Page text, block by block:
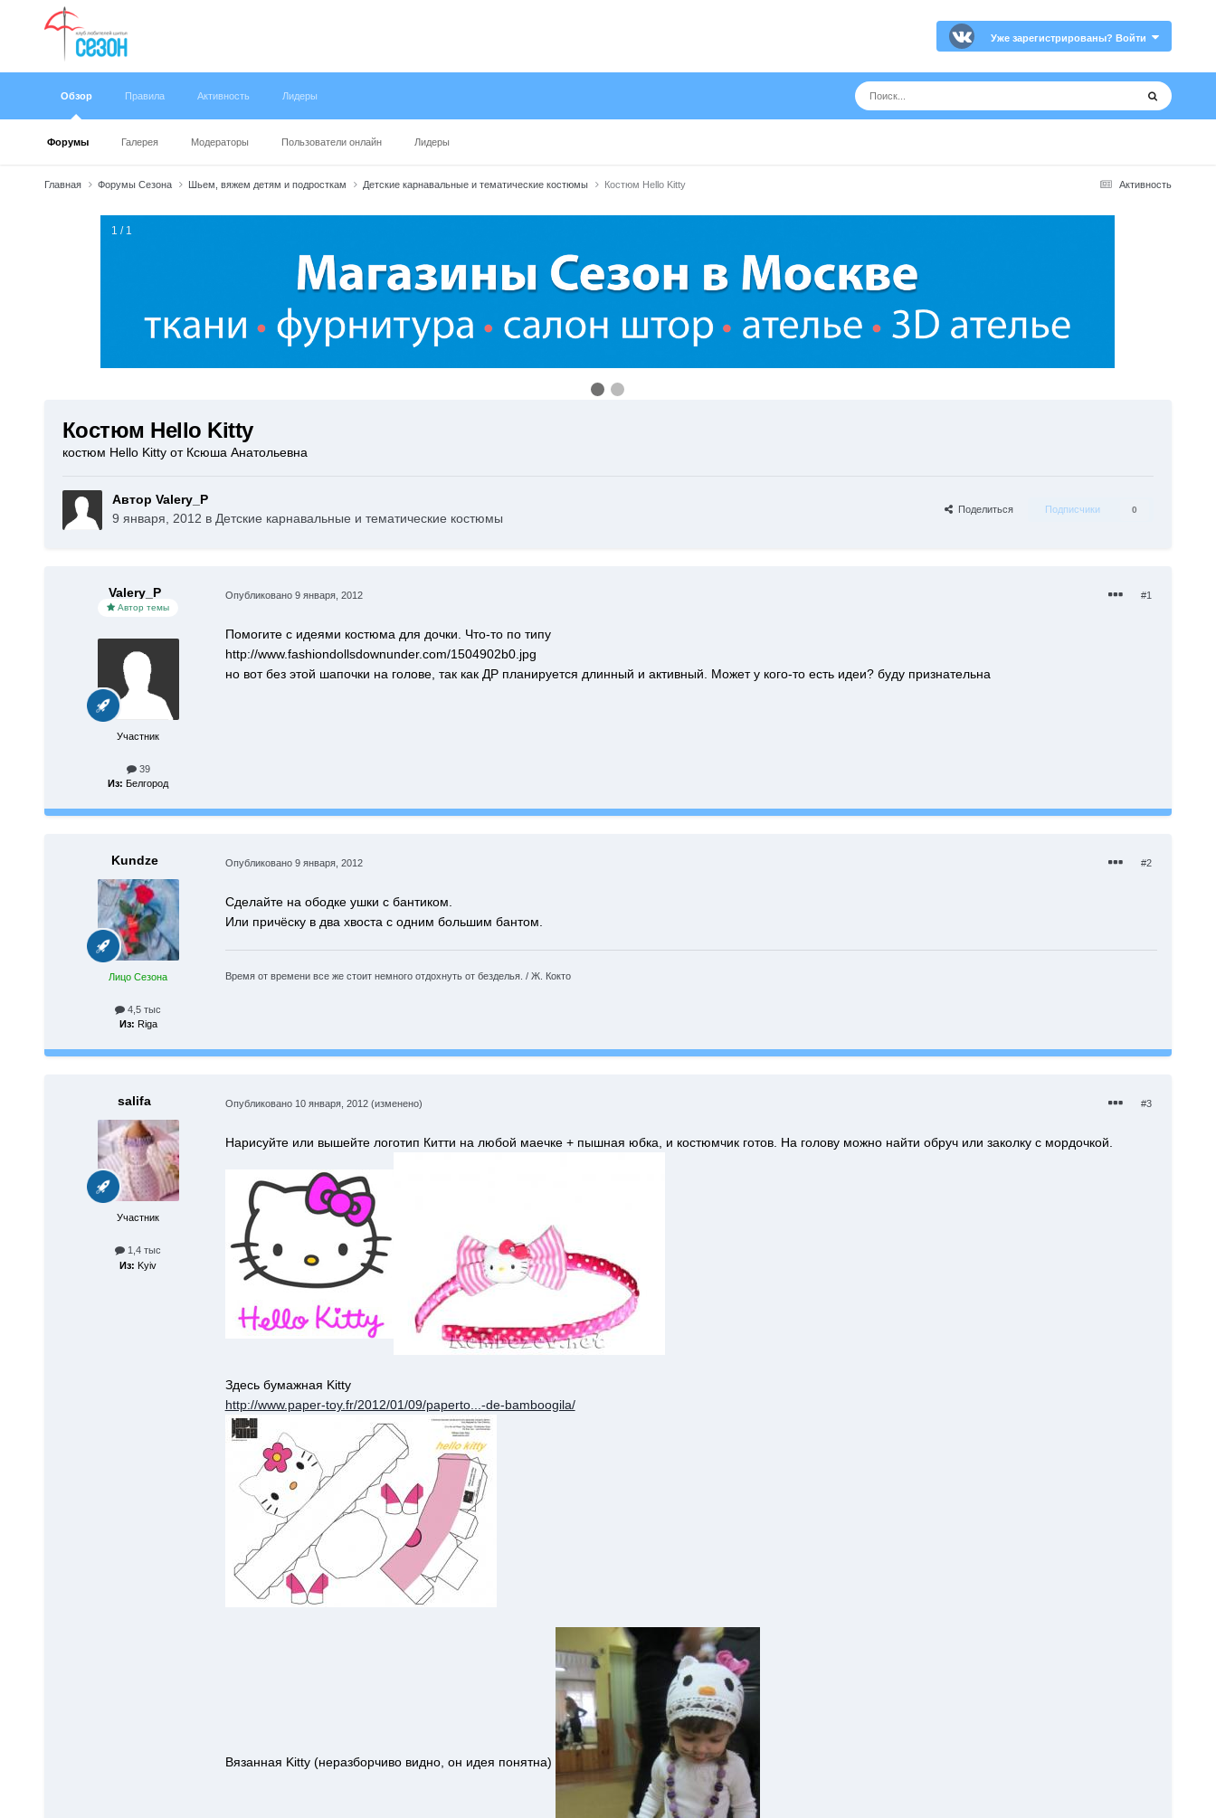
Уже зарегистрированы? Войти
Обзор
Форумы Галерея Модераторы Пользователи онлайн Лидеры
Правила Активность Лидеры
Активность
Главная Форумы Сезона Шьем, вяжем детям и подросткам Детские карнавальные и тематические костюмы Костюм Hello Kitty
1 / 1
Костюм Hello Kitty
костюм Hello Kitty от Ксюша Анатольевна
Автор Valery_P
9 января, 2012 в Детские карнавальные и тематические костюмы
Поделиться Подписчики 0
Valery_P
Автор темы
Участник
39
Из: Белгород
#1
Опубликовано 9 января, 2012
Помогите с идеями костюма для дочки. Что-то по типу
http://www.fashiondollsdownunder.com/1504902b0.jpg
но вот без этой шапочки на голове, так как ДР планируется длинный и активный. Может у кого-то есть идеи? буду признательна
Kundze
Лицо Сезона
4,5 тыс
Из: Riga
#2
Опубликовано 9 января, 2012
Сделайте на ободке ушки с бантиком.
Или причёску в два хвоста с одним большим бантом.
Время от времени все же стоит немного отдохнуть от безделья. / Ж. Кокто
salifa
Участник
1,4 тыс
Из: Kyiv
#3
Опубликовано 10 января, 2012 (изменено)
Нарисуйте или вышейте логотип Китти на любой маечке + пышная юбка, и костюмчик готов. На голову можно найти обруч или заколку с мордочкой.
Здесь бумажная Kitty
http://www.paper-toy.fr/2012/01/09/paperto...-de-bamboogila/
Вязанная Kitty (неразборчиво видно, он идея понятна)